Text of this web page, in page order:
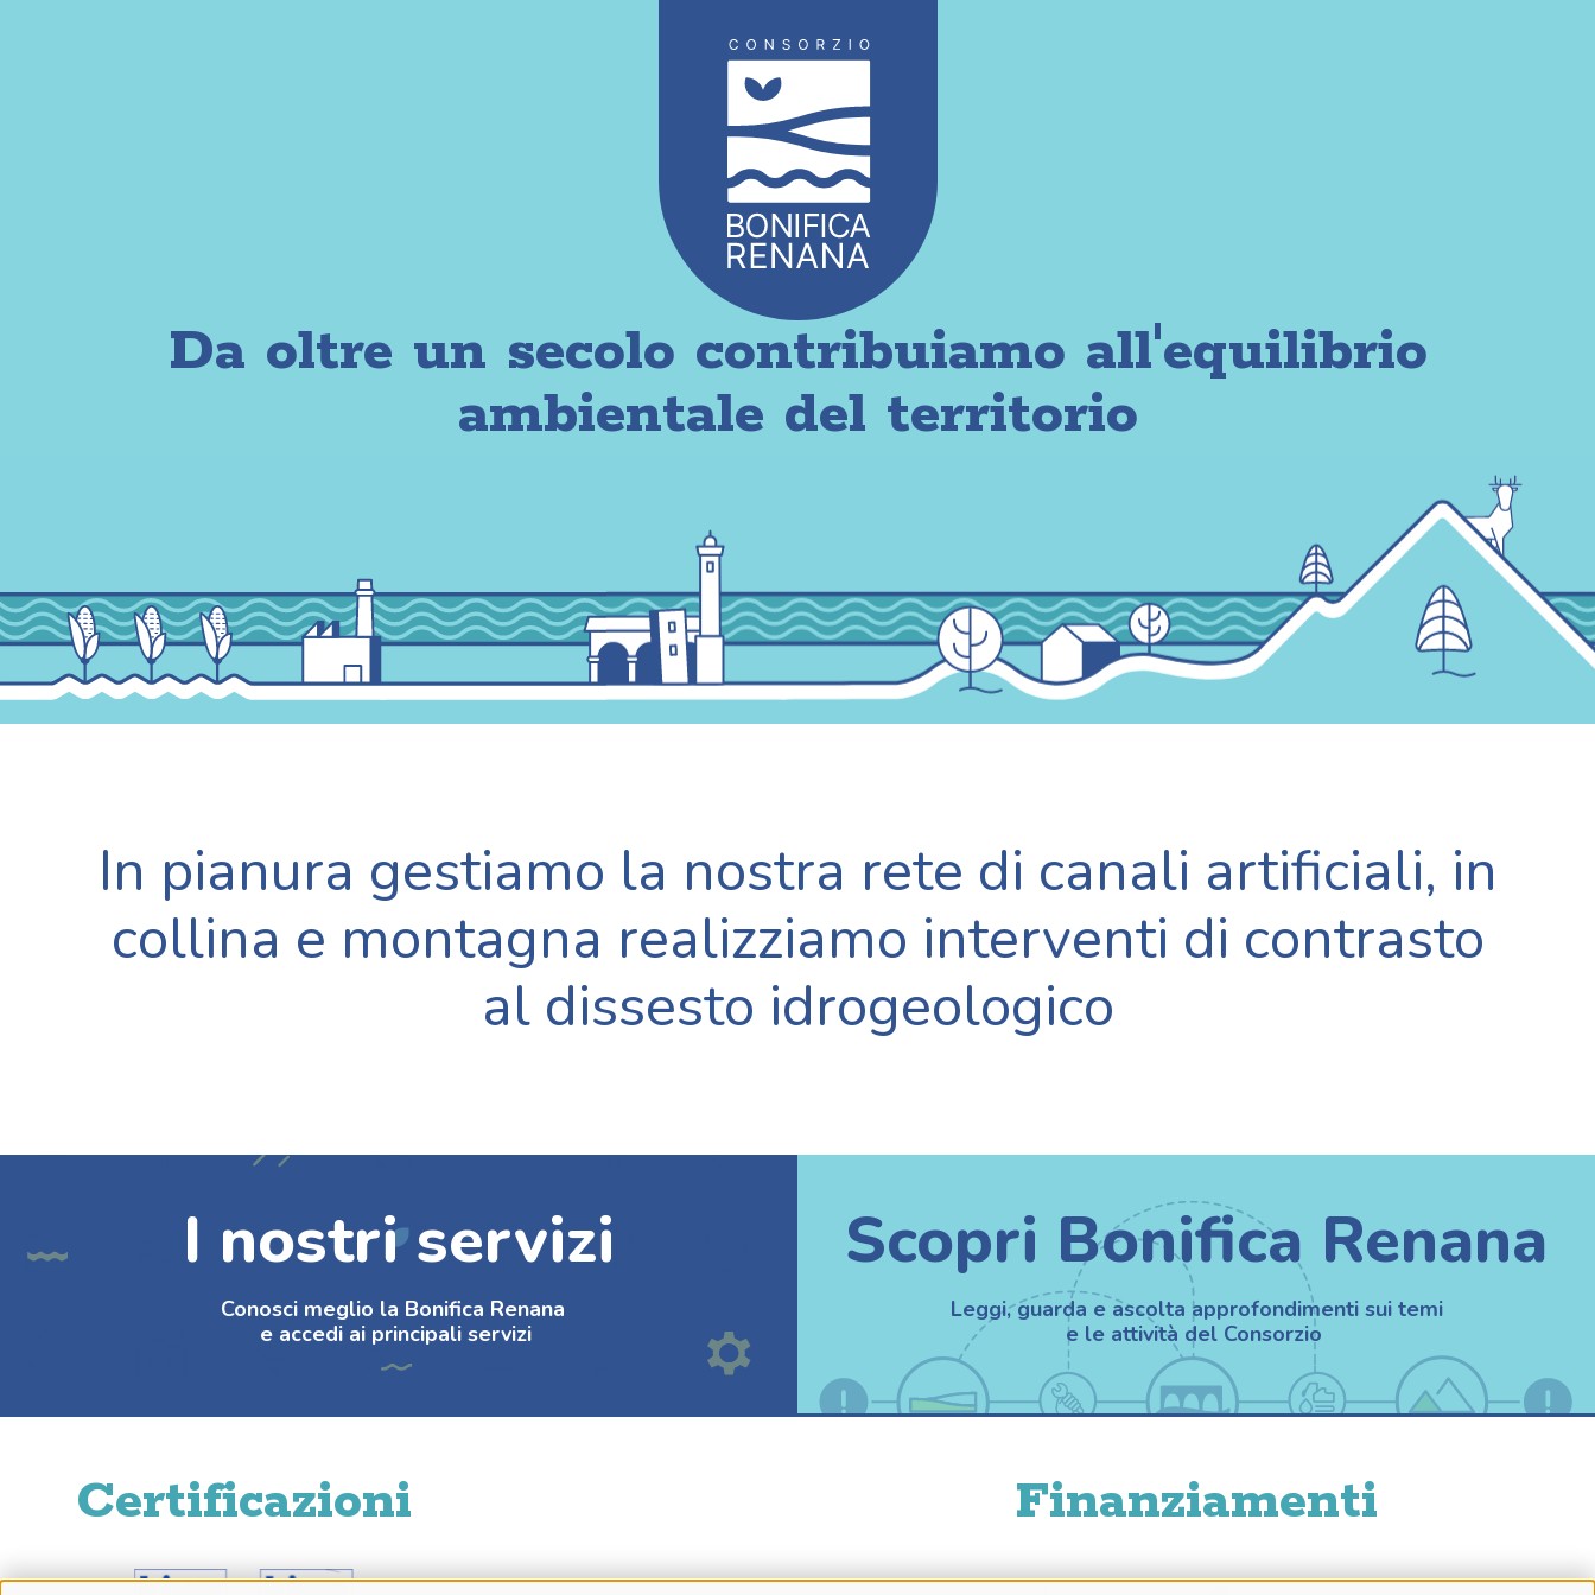
Da oltre un secolo contribuiamo all'equilibrio
ambientale del territorio
In pianura gestiamo la nostra rete di canali artificiali, in
collina e montagna realizziamo interventi di contrasto
al dissesto idrogeologico
I nostri servizi
Conosci meglio la Bonifica Renana
e accedi ai principali servizi
Scopri Bonifica Renana
Leggi, guarda e ascolta approfondimenti sui temi
e le attività del Consorzio
Certificazioni Finanziamenti